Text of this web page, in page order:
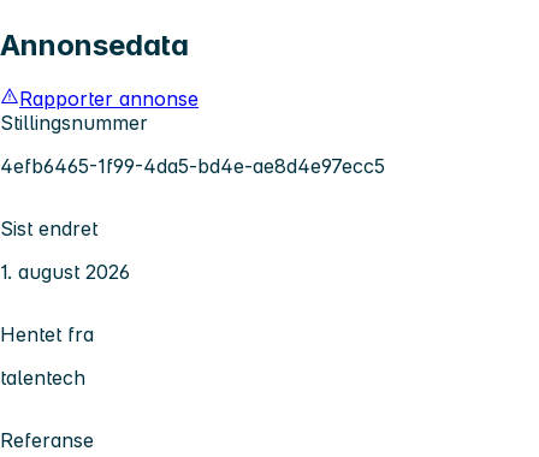
Annonsedata
Rapporter annonse
Stillingsnummer
4efb6465-1f99-4da5-bd4e-ae8d4e97ecc5
Sist endret
1. august 2026
Hentet fra
talentech
Referanse